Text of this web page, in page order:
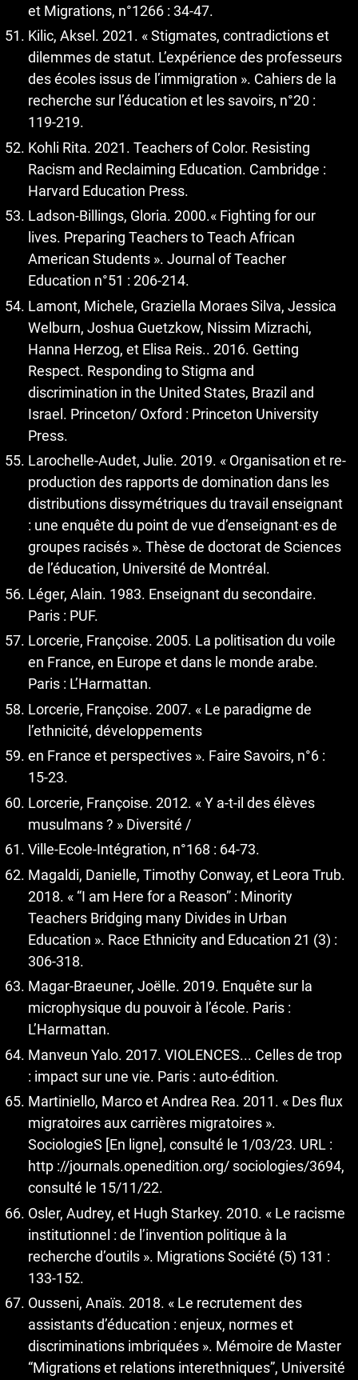
et Migrations, n°1266 : 34-47.
Kilic, Aksel. 2021. « Stigmates, contradictions et
dilemmes de statut. L’expérience des professeurs
des écoles issus de l’immigration ». Cahiers de la
recherche sur l’éducation et les savoirs, n°20 :
119-219.
Kohli Rita. 2021. Teachers of Color. Resisting
Racism and Reclaiming Education. Cambridge :
Harvard Education Press.
Ladson-Billings, Gloria. 2000.« Fighting for our
lives. Preparing Teachers to Teach African
American Students ». Journal of Teacher
Education n°51 : 206-214.
Lamont, Michele, Graziella Moraes Silva, Jessica
Welburn, Joshua Guetzkow, Nissim Mizrachi,
Hanna Herzog, et Elisa Reis.. 2016. Getting
Respect. Responding to Stigma and
discrimination in the United States, Brazil and
Israel. Princeton/ Oxford : Princeton University
Press.
Larochelle-Audet, Julie. 2019. « Organisation et re-
production des rapports de domination dans les
distributions dissymétriques du travail enseignant
: une enquête du point de vue d’enseignant·es de
groupes racisés ». Thèse de doctorat de Sciences
de l’éducation, Université de Montréal.
Léger, Alain. 1983. Enseignant du secondaire.
Paris : PUF.
Lorcerie, Françoise. 2005. La politisation du voile
en France, en Europe et dans le monde arabe.
Paris : L’Harmattan.
Lorcerie, Françoise. 2007. « Le paradigme de
l’ethnicité, développements
en France et perspectives ». Faire Savoirs, n°6 :
15-23.
Lorcerie, Françoise. 2012. « Y a-t-il des élèves
musulmans ? » Diversité /
Ville-Ecole-Intégration, n°168 : 64-73.
Magaldi, Danielle, Timothy Conway, et Leora Trub.
2018. « “I am Here for a Reason” : Minority
Teachers Bridging many Divides in Urban
Education ». Race Ethnicity and Education 21 (3) :
306-318.
Magar-Braeuner, Joëlle. 2019. Enquête sur la
microphysique du pouvoir à l’école. Paris :
L’Harmattan.
Manveun Yalo. 2017. VIOLENCES... Celles de trop
: impact sur une vie. Paris : auto-édition.
Martiniello, Marco et Andrea Rea. 2011. « Des flux
migratoires aux carrières migratoires ».
SociologieS [En ligne], consulté le 1/03/23. URL :
http ://journals.openedition.org/ sociologies/3694,
consulté le 15/11/22.
Osler, Audrey, et Hugh Starkey. 2010. « Le racisme
institutionnel : de l’invention politique à la
recherche d’outils ». Migrations Société (5) 131 :
133-152.
Ousseni, Anaïs. 2018. « Le recrutement des
assistants d’éducation : enjeux, normes et
discriminations imbriquées ». Mémoire de Master
“Migrations et relations interethniques”, Université